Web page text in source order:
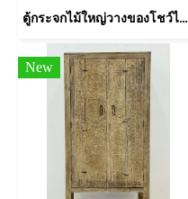
ตู้กระจกไม้ใหญ่วางของโชว์ไม้สักฟอกขาว
New